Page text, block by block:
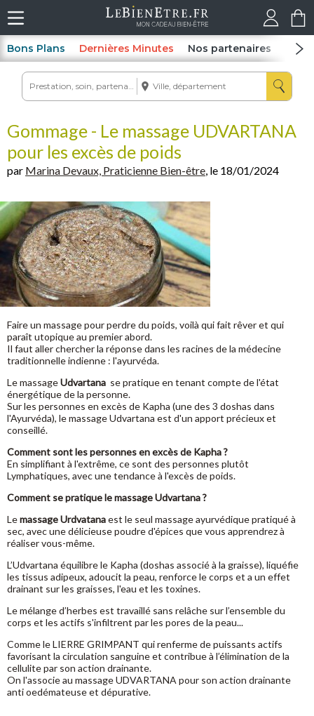
Bons Plans Dernières Minutes Nos partenaires Spas
Gommage - Le massage UDVARTANA
pour les excès de poids
par Marina Devaux, Praticienne Bien-être, le 18/01/2024
Faire un massage pour perdre du poids, voilà qui fait rêver et qui
paraît utopique au premier abord.
Il faut aller chercher la réponse dans les racines de la médecine
traditionnelle indienne : l'ayurvéda.
Le massageUdvartana se pratique en tenant compte de l'état
énergétique de la personne.
Sur les personnes en excès de Kapha (une des 3 doshas dans
l'Ayurvéda), le massage Udvartana est d'un apport précieux et
conseillé.
Comment sont les personnes en excès de Kapha ?
En simplifiant à l'extrême, ce sont des personnes plutôt
Lymphatiques, avec une tendance à l'excès de poids.
Comment se pratique le massage Udvartana ?
Lemassage Urdvatanaest le seul massage ayurvédique pratiqué à
sec, avec une délicieuse poudre d'épices que vous apprendrez à
réaliser vous-même.
L’Udvartana équilibre le Kapha (doshas associé à la graisse), liquéfie
les tissus adipeux, adoucit la peau, renforce le corps et a un effet
drainant sur les graisses, l'eau et les toxines.
Le mélange d’herbes est travaillé sans relâche sur l’ensemble du
corps et les actifs s'infiltrent par les pores de la peau...
Comme le LIERRE GRIMPANT qui renferme de puissants actifs
favorisant la circulation sanguine et contribue à l’élimination de la
cellulite par son action drainante.
On l'associe au massage UDVARTANA pour son action drainante
anti oedémateuse et dépurative.